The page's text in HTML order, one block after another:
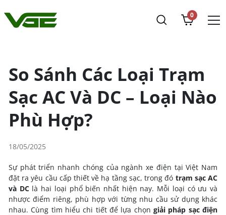
0
So Sánh Các Loại Trạm
Sạc AC Và DC – Loại Nào
Phù Hợp?
18/05/2025
Sự phát triển nhanh chóng của ngành xe điện tại Việt Nam
đặt ra yêu cầu cấp thiết về hạ tầng sạc, trong đó trạm sạc AC
và DClà hai loại phổ biến nhất hiện nay. Mỗi loại có ưu và
nhược điểm riêng, phù hợp với từng nhu cầu sử dụng khác
nhau. Cùng tìm hiểu chi tiết để lựa chọn giải pháp sạc điện